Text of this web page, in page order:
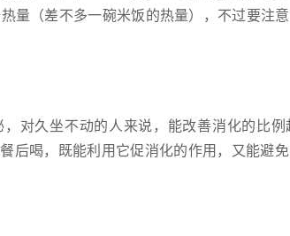
量（差不多一碗米饭的热量），不过要注
对久坐不动的人来说，能改善消化的比
后喝，既能利用它促消化的作用，又能避